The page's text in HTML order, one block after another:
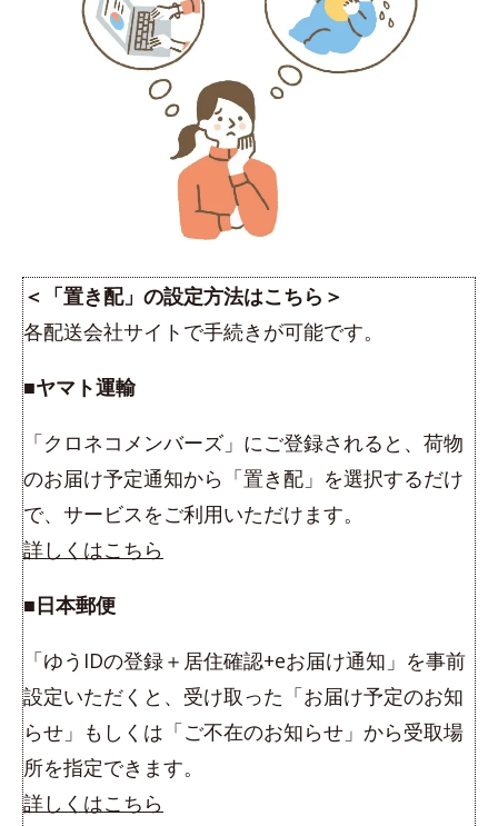
＜「置き配」の設定方法はこちら＞
各配送会社サイトで手続きが可能です。
■ヤマト運輸
「クロネコメンバーズ」にご登録されると、荷物
のお届け予定通知から「置き配」を選択するだけ
で、サービスをご利用いただけます。
詳しくはこちら
■日本郵便
「ゆうIDの登録＋居住確認+eお届け通知」を事前
設定いただくと、受け取った「お届け予定のお知
らせ」もしくは「ご不在のお知らせ」から受取場
所を指定できます。
詳しくはこちら